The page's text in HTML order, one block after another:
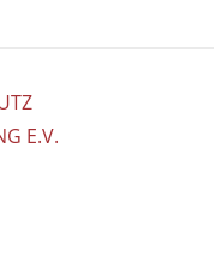
E.V.